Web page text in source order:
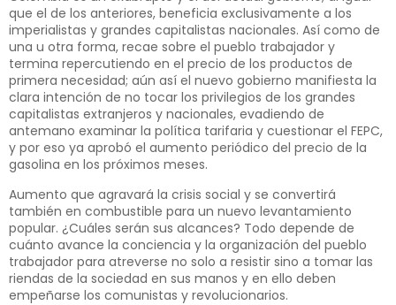
que el de los anteriores, beneficia exclusivamente a los
imperialistas y grandes capitalistas nacionales. Así como de
una u otra forma, recae sobre el pueblo trabajador y
termina repercutiendo en el precio de los productos de
primera necesidad; aún así el nuevo gobierno manifiesta la
clara intención de no tocar los privilegios de los grandes
capitalistas extranjeros y nacionales, evadiendo de
antemano examinar la política tarifaria y cuestionar el FEPC,
y por eso ya aprobó el aumento periódico del precio de la
gasolina en los próximos meses.
Aumento que agravará la crisis social y se convertirá
también en combustible para un nuevo levantamiento
popular. ¿Cuáles serán sus alcances? Todo depende de
cuánto avance la conciencia y la organización del pueblo
trabajador para atreverse no solo a resistir sino a tomar las
riendas de la sociedad en sus manos y en ello deben
empeñarse los comunistas y revolucionarios.